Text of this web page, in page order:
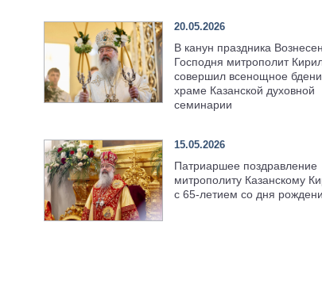
20.05.2026
В канун праздника
Господня митрополит
совершил всенощное
храме Казанской духовной
семинарии
15.05.2026
Патриаршее поздравление
митрополиту Казанскому
с 65-летием со дня